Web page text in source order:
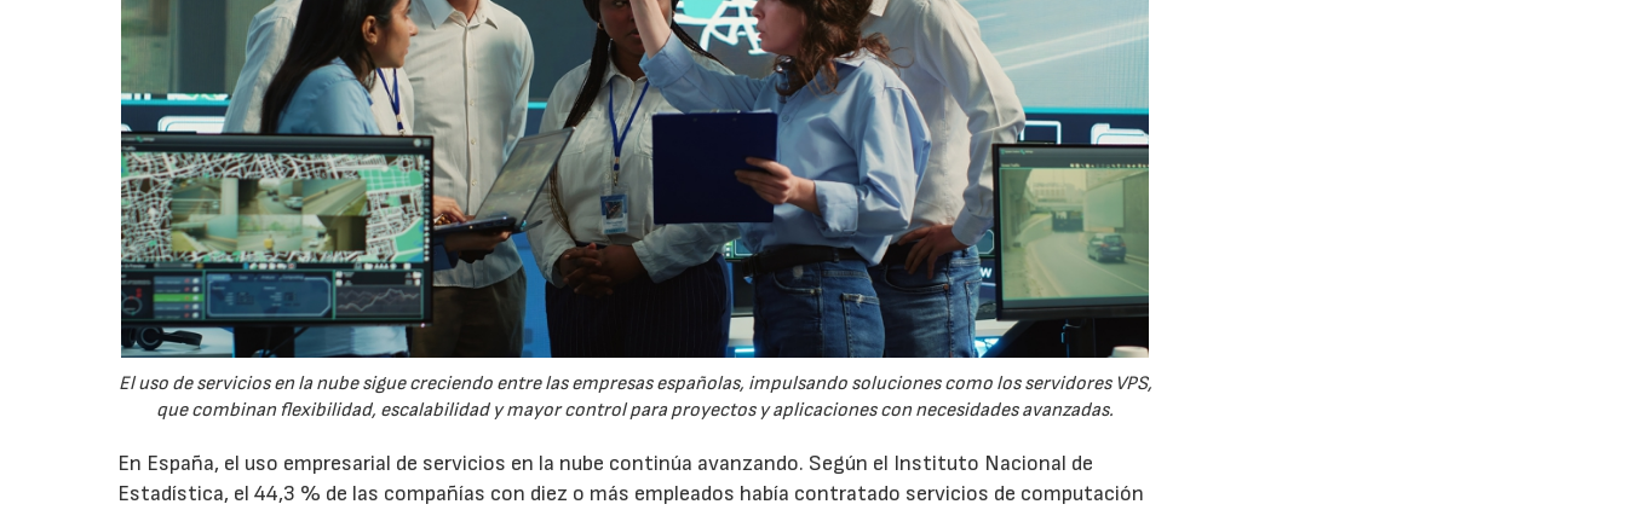
El uso de servicios en la nube sigue creciendo entre las empresas españolas, impulsando soluciones como los servidores VPS,
que combinan flexibilidad, escalabilidad y mayor control para proyectos y aplicaciones con necesidades avanzadas.
En España, el uso empresarial de servicios en la nube continúa avanzando. Según el Instituto Nacional de
Estadística, el 44,3 % de las compañías con diez o más empleados había contratado servicios de computación